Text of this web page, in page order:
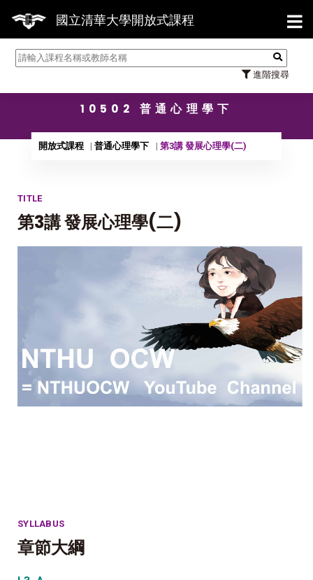
國立清華大學開放式課程
進階搜尋
【
10502 普通心理學下
開放式課程 普通心理學下 第3講 發展心理學(二)
TITLE
第3講 發展心理學(二)
SYLLABUS
章節大綱